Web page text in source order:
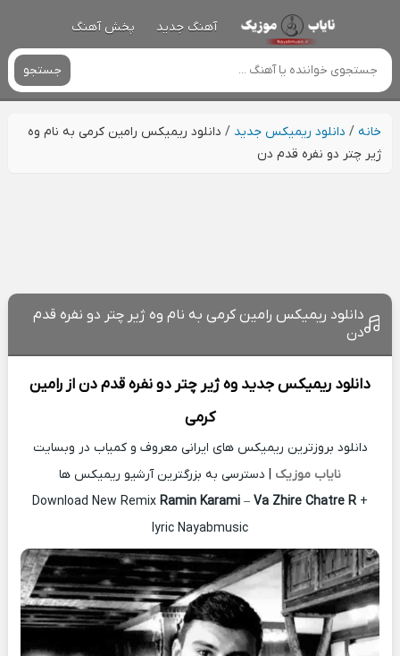
آهنگ جدید پخش آهنگ
جستجو
خانه/ دانلود ریمیکس جدید / دانلود ریمیکس رامین کرمی به نام وه
ژیر چتر دو نفره قدم دن
دانلود ریمیکس رامین کرمی به نام وه ژیر چتر دو نفره قدم
دن
دانلود ریمیکس جدید وه ژیر چتر دو نفره قدم دن ازرامین
کرمی
دانلود بروزترین ریمیکس های ایرانی معروف و کمیاب در وبسایت
نایاب موزیک | دسترسی به بزرگترین آرشیو ریمیکس ها
Download New Remix Ramin Karami – Va Zhire Chatre R +
lyric Nayabmusic